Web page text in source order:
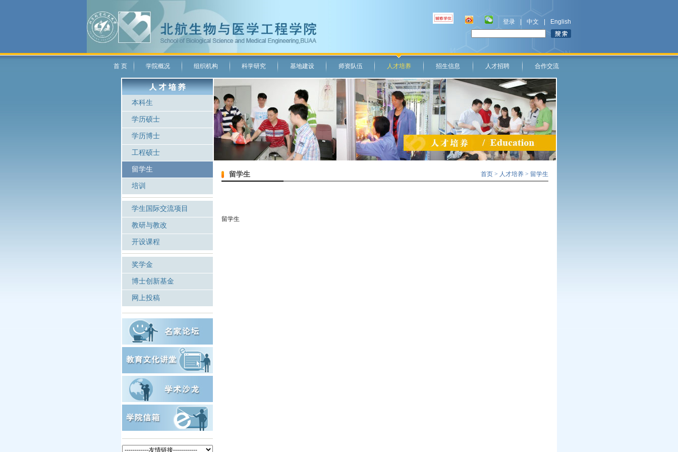
登录 中文 English
首 页 学院概况 组织机构 科学研究 基地建设 师资队伍 人才培养 招生信息 人才招聘 合作交流
本科生
学历硕士
学历博士
工程硕士
留学生
培训
学生国际交流项目
教研与教改
开设课程
奖学金
博士创新基金
网上投稿
首页 > 人才培养 > 留学生
留学生
留学生